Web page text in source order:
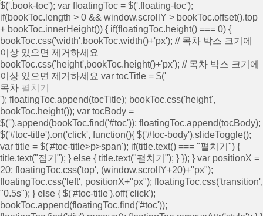
$('.book-toc'); var floatingToc = $('.floating-toc');
if(bookToc.length > 0 && window.scrollY > bookToc.offset().top
+ bookToc.innerHeight()) { if(floatingToc.height() === 0) {
bookToc.css('width',bookToc.width()+'px'); // 목차 박스 크기에
이상 있으면 제거하세요
bookToc.css('height',bookToc.height()+'px'); // 목차 박스 크기에
이상 있으면 제거하세요 var tocTitle = $('
목차 펼치기
'); floatingToc.append(tocTitle); bookToc.css('height',
bookToc.height()); var tocBody =
$('').append(bookToc.find('#toc')); floatingToc.append(tocBody);
$('#toc-title').on('click', function(){ $('#toc-body').slideToggle();
var title = $('#toc-title>p>span'); if(title.text() === "펼치기") {
title.text("접기"); } else { title.text("펼치기"); } }); } var positionX =
20; floatingToc.css('top', (window.scrollY+20)+"px");
floatingToc.css('left', positionX+"px"); floatingToc.css('transition',
"0.5s"); } else { $('#toc-title').off('click');
bookToc.append(floatingToc.find('#toc'));